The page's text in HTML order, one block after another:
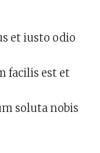
et iusto odio
facilis est et
soluta nobis